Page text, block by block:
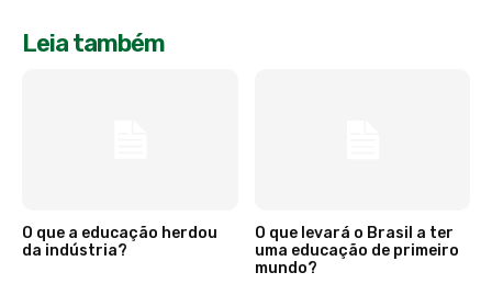
Leia também
O que a educação herdou
da indústria?
O que levará o Brasil a ter
uma educação de primeiro
mundo?